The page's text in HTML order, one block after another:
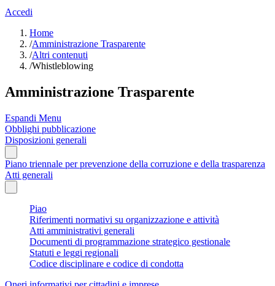
Accedi
Home
/Amministrazione Trasparente
/Altri contenuti
/Whistleblowing
Amministrazione Trasparente
Espandi Menu
Obblighi pubblicazione
Disposizioni generali
Piano triennale per prevenzione della corruzione e della trasparenza
Atti generali
Piao
Riferimenti normativi su organizzazione e attività
Atti amministrativi generali
Documenti di programmazione strategico gestionale
Statuti e leggi regionali
Codice disciplinare e codice di condotta